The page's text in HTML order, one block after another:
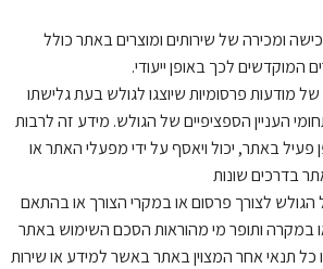
ומכירה של שירותים ומוצרים באתר כולל
המוקדשים לכך באופן ייעודי.
מודעות פרסומיות שיוצגו לגולש בעת גלישתו
העניין הספציפיים של הגולש. מידע זה לרבות
באתר, יכול ויאסף על ידי מפעלי האתר או
בדרכים שונות
הגולש לצורך פרסום או במקרי הצורך או בהתאם
במקרה ותופר מי מהוראות הסכם השימוש באתר
כל תנאי אחר המצוין באתר באשר למידע או שירות